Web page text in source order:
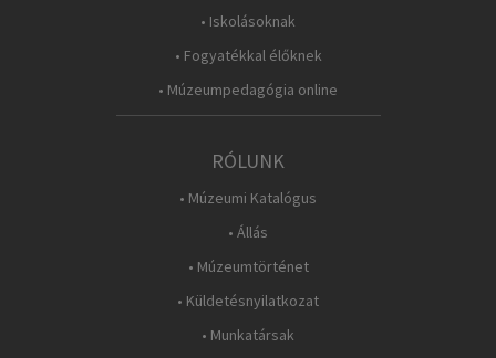
• Iskolásoknak
• Fogyatékkal élőknek
• Múzeumpedagógia online
RÓLUNK
• Múzeumi Katalógus
• Állás
• Múzeumtörténet
• Küldetésnyilatkozat
• Munkatársak